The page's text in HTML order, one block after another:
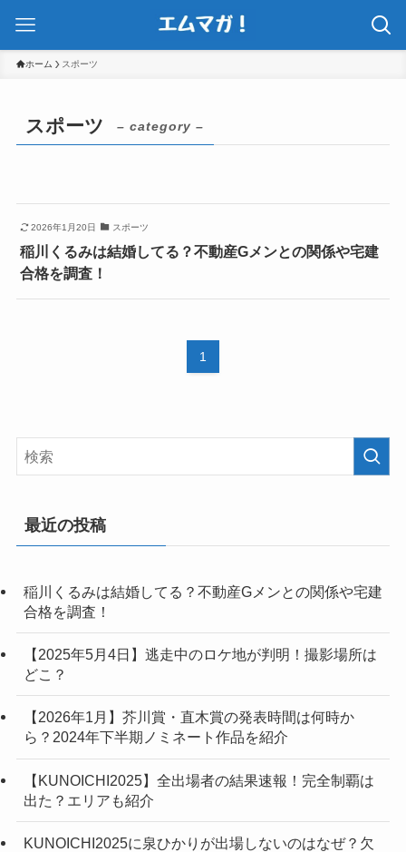
ホーム スポーツ
スポーツ – category –
2026年1月20日 スポーツ
稲川くるみは結婚してる？不動産Gメンとの関係や宅建
合格を調査！
1
最近の投稿
稲川くるみは結婚してる？不動産Gメンとの関係や宅建
合格を調査！
【2025年5月4日】逃走中のロケ地が判明！撮影場所は
どこ？
【2026年1月】芥川賞・直木賞の発表時間は何時か
ら？2024年下半期ノミネート作品を紹介
【KUNOICHI2025】全出場者の結果速報！完全制覇は
出た？エリアも紹介
KUNOICHI2025に泉ひかりが出場しないのはなぜ？欠